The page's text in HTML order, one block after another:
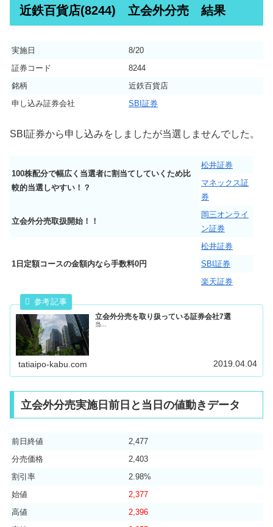
近鉄百貨店(8244) 立会外分売 結果
実施日
8/20
証券コード
8244
銘柄
近鉄百貨店
申し込み証券会社
SBI証券
SBI証券から申し込みをしましたが当選しませんでした。
100株配分で幅広く当選者に割当てしていくため比
較的当選しやすい！？
松井証券
マネックス証
券
立会外分売取扱開始！！
岡三オンライ
ン証券
1日定額コースの金額内なら手数料0円
松井証券
SBI証券
楽天証券
立会外分売を取り扱っている証券会社7選
当...
tatiaipo-kabu.com 2019.04.04
立会外分売実施日前日と当日の値動きデータ
前日終値
2,477
分売価格
2,403
割引率
2.98%
始値
2,377
高値
2,396